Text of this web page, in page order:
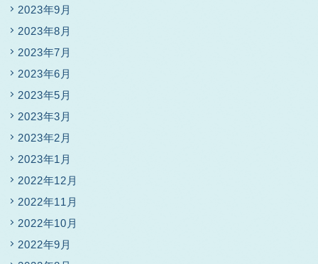
2023年9月
2023年8月
2023年7月
2023年6月
2023年5月
2023年3月
2023年2月
2023年1月
2022年12月
2022年11月
2022年10月
2022年9月